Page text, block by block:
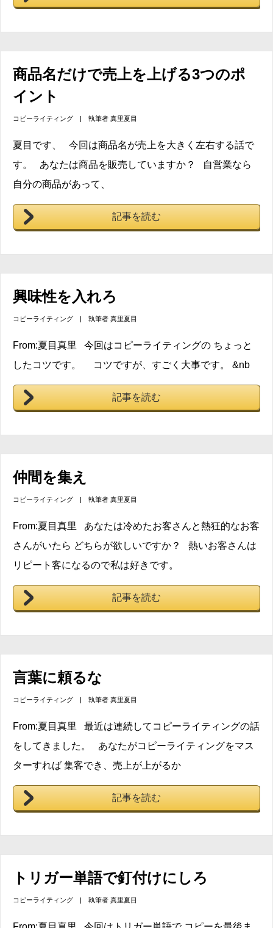
商品名だけで売上を上げる3つのポ
イント
コピーライティング | 執筆者 真里夏目
夏目です、 今回は商品名が売上を大きく左右する話で
す。 あなたは商品を販売していますか？ 自営業なら
自分の商品があって、
記事を読む
興味性を入れろ
コピーライティング | 執筆者 真里夏目
From:夏目真里 今回はコピーライティングの ちょっと
したコツです。 コツですが、すごく大事です。 &nb
記事を読む
仲間を集え
コピーライティング | 執筆者 真里夏目
From:夏目真里 あなたは冷めたお客さんと熱狂的なお客
さんがいたら どちらが欲しいですか？ 熱いお客さんは
リピート客になるので私は好きです。
記事を読む
言葉に頼るな
コピーライティング | 執筆者 真里夏目
From:夏目真里 最近は連続してコピーライティングの話
をしてきました。 あなたがコピーライティングをマス
ターすれば 集客でき、売上が上がるか
記事を読む
トリガー単語で釘付けにしろ
コピーライティング | 執筆者 真里夏目